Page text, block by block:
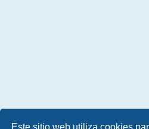
Este sitio web utiliza cookies